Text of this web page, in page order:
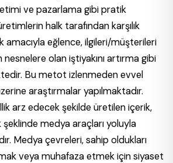
ve pazarlama gibi pratik
halk tarafından karşılık
amacıyla eğlence, ilgileri/müşterileri
nesnelere olan iştiyakını artırma gibi
Bu metot izlenmeden evvel
araştırmalar yapılmaktadır.
arz edecek şekilde üretilen içerik,
medya araçları yoluyla
Medya çevreleri, sahip oldukları
veya muhafaza etmek için siyaset